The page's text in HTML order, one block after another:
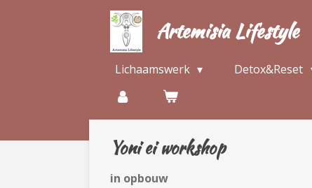
Artemisia Lifestyle
Lichaamswerk Detox&Reset
Yoni ei workshop
in opbouw